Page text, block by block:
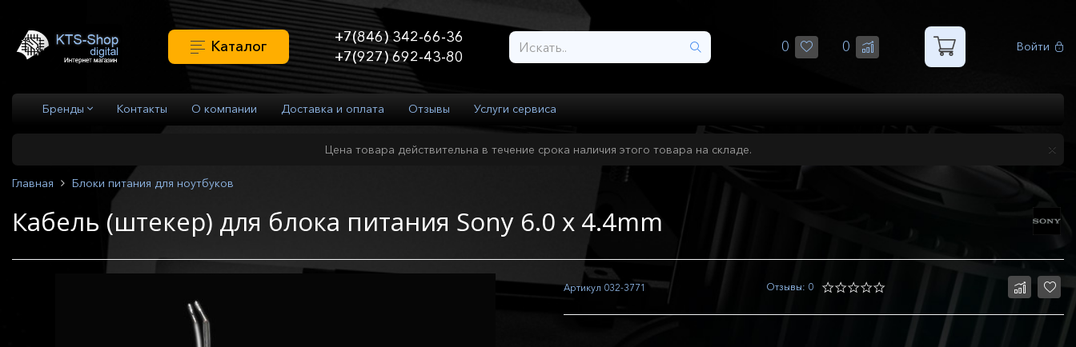
Каталог
+7(846) 342-66-36
+7(927) 692-43-80
0 0 Войти
Бренды Контакты О компании Доставка и оплата Отзывы Услуги сервиса
Цена товара действительна в течение срока наличия этого товара на складе.
Главная Блоки питания для ноутбуков
Кабель (штекер) для блока питания Sony 6.0 х 4.4mm
Артикул 032-3771 Отзывы: 0